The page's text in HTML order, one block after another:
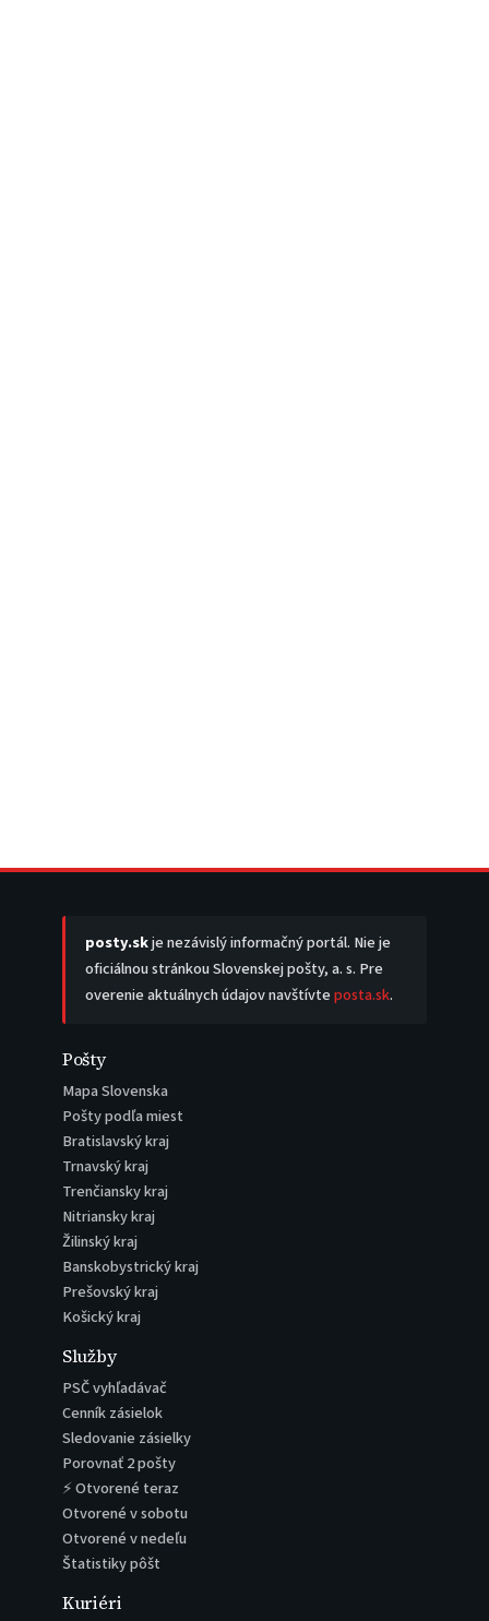
posty.skje nezávislý informačný portál. Nie je
oficiálnou stránkou Slovenskej pošty, a. s. Pre
overenie aktuálnych údajov navštívteposta.sk.
Pošty
Mapa Slovenska
Pošty podľa miest
Bratislavský kraj
Trnavský kraj
Trenčiansky kraj
Nitriansky kraj
Žilinský kraj
Banskobystrický kraj
Prešovský kraj
Košický kraj
Služby
PSČ vyhľadávač
Cenník zásielok
Sledovanie zásielky
Porovnať 2 pošty
⚡ Otvorené teraz
Otvorené v sobotu
Otvorené v nedeľu
Štatistiky pôšt
Kuriéri